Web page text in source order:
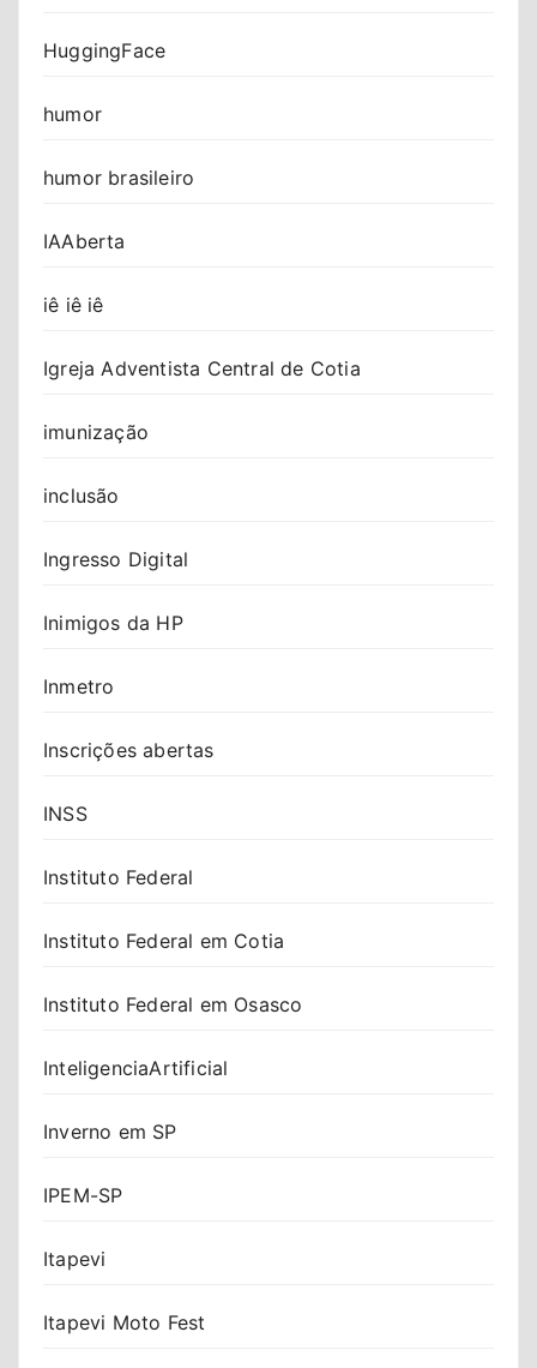
HuggingFace
humor
humor brasileiro
IAAberta
iê iê iê
Igreja Adventista Central de Cotia
imunização
inclusão
Ingresso Digital
Inimigos da HP
Inmetro
Inscrições abertas
INSS
Instituto Federal
Instituto Federal em Cotia
Instituto Federal em Osasco
InteligenciaArtificial
Inverno em SP
IPEM-SP
Itapevi
Itapevi Moto Fest